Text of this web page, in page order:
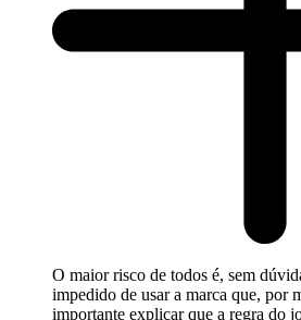
O maior risco de todos é, sem
impedido de usar a marca que, por
importante explicar que a regra do